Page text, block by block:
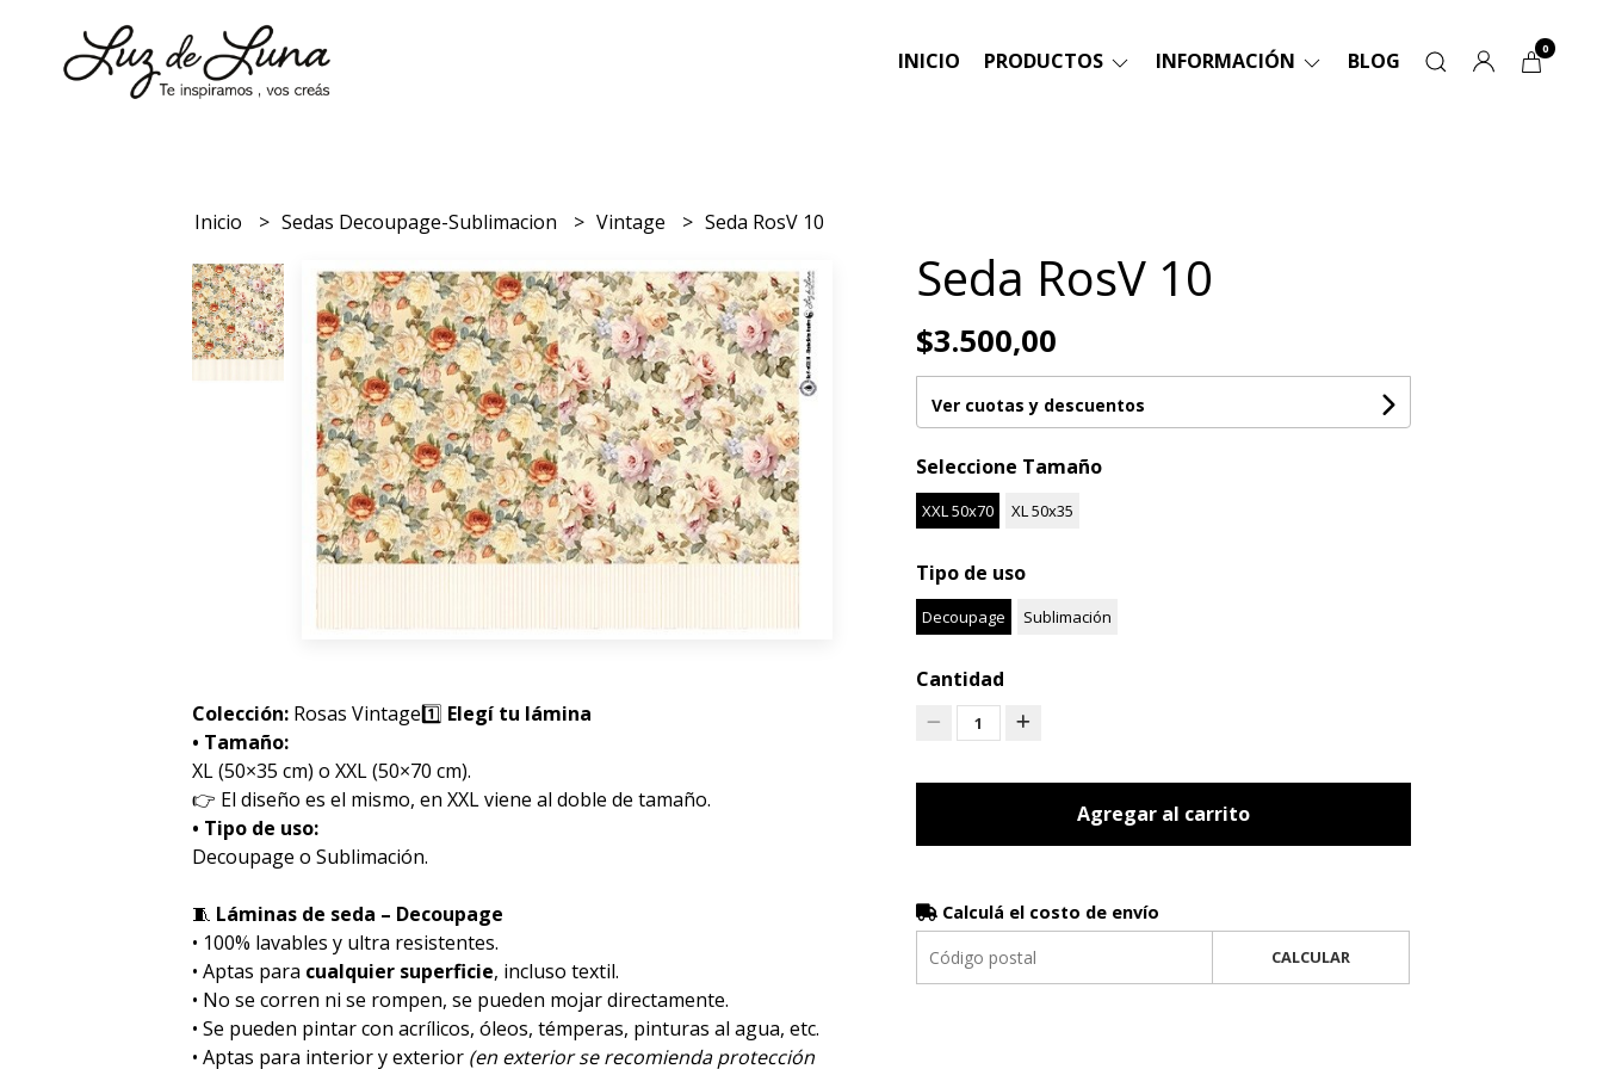
INICIO PRODUCTOS INFORMACIÓN BLOG 0
Inicio Sedas Decoupage-Sublimacion Vintage Seda RosV 10
Colección: Rosas Vintage1️⃣ Elegí tu lámina
• Tamaño:
XL (50×35 cm) o XXL (50×70 cm).
👉 El diseño es el mismo, en XXL viene al doble de tamaño.
• Tipo de uso:
Decoupage o Sublimación.
🧵 Láminas de seda – Decoupage
• 100% lavables y ultra resistentes.
• Aptas para cualquier superficie, incluso textil.
• No se corren ni se rompen, se pueden mojar directamente.
• Se pueden pintar con acrílicos, óleos, témperas, pinturas al agua, etc.
• Aptas para interior y exterior (en exterior se recomienda protección
Seda RosV 10
$3.500,00
Ver cuotas y descuentos
Seleccione Tamaño
XXL 50x70 XL 50x35
Tipo de uso
Decoupage Sublimación
Cantidad
1
Agregar al carrito
Calculá el costo de envío
CALCULAR